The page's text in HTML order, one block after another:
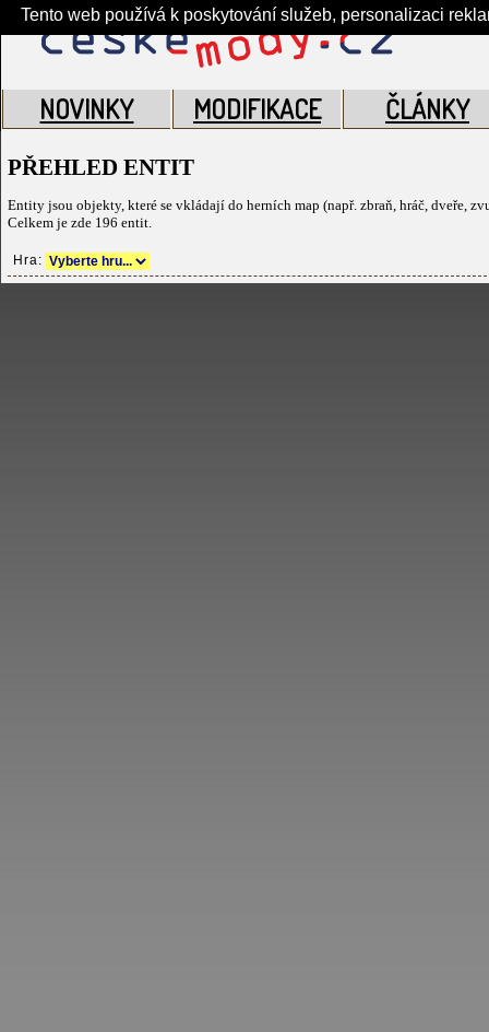
NOVINKY MODIFIKACE ČLÁNKY
PŘEHLED ENTIT
Entity jsou objekty, které se vkládají do herních map (např. zbraň, hráč, dveře,
Celkem je zde 196 entit.
Hra:
Tento web používá k poskytování služeb, personalizaci